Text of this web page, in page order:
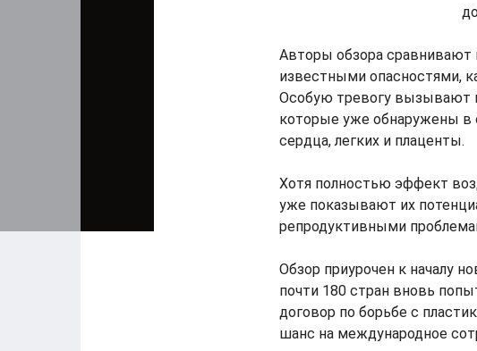
Авторы обзора сравнивают
известными опасностями,
Особую тревогу вызывают
которые уже обнаружены в
сердца, легких и плаценты.
Хотя полностью эффект
уже показывают их
репродуктивными
Обзор приурочен к началу
почти 180 стран вновь
договор по борьбе с
шанс на международное